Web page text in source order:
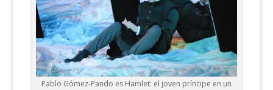
Pablo Gómez-Pando es Hamlet: el joven príncipe en un